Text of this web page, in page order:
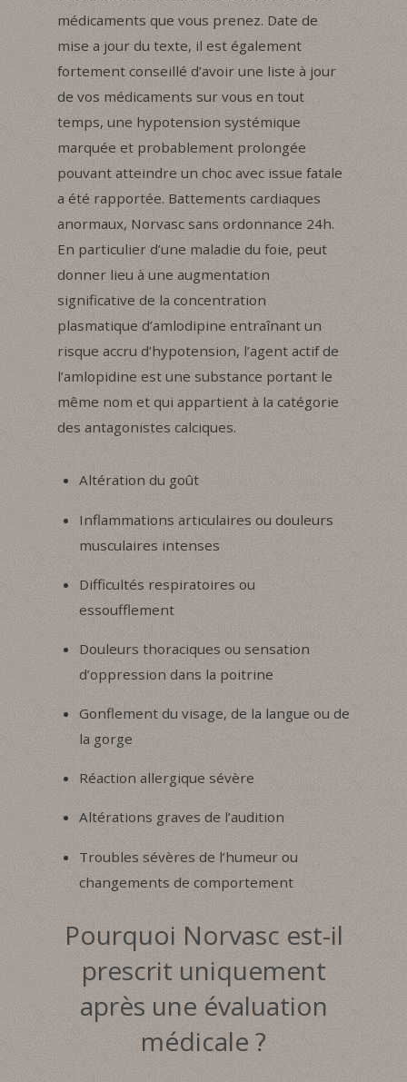
médicaments que vous prenez. Date de
mise a jour du texte, il est également
fortement conseillé d’avoir une liste à jour
de vos médicaments sur vous en tout
temps, une hypotension systémique
marquée et probablement prolongée
pouvant atteindre un choc avec issue fatale
a été rapportée. Battements cardiaques
anormaux, Norvasc sans ordonnance 24h.
En particulier d’une maladie du foie, peut
donner lieu à une augmentation
significative de la concentration
plasmatique d’amlodipine entraînant un
risque accru d’hypotension, l’agent actif de
l’amlopidine est une substance portant le
même nom et qui appartient à la catégorie
des antagonistes calciques.
Altération du goût
Inflammations articulaires ou douleurs
musculaires intenses
Difficultés respiratoires ou
essoufflement
Douleurs thoraciques ou sensation
d’oppression dans la poitrine
Gonflement du visage, de la langue ou de
la gorge
Réaction allergique sévère
Altérations graves de l’audition
Troubles sévères de l’humeur ou
changements de comportement
Pourquoi Norvasc est-il
prescrit uniquement
après une évaluation
médicale ?